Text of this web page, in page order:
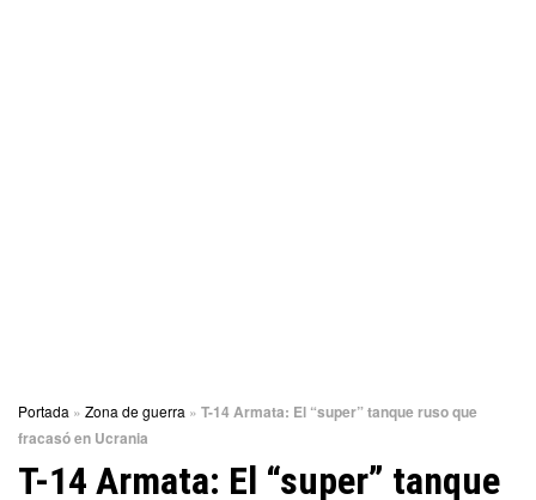
Portada » Zona de guerra » T-14 Armata: El “super” tanque ruso que
fracasó en Ucrania
T-14 Armata: El “super” tanque